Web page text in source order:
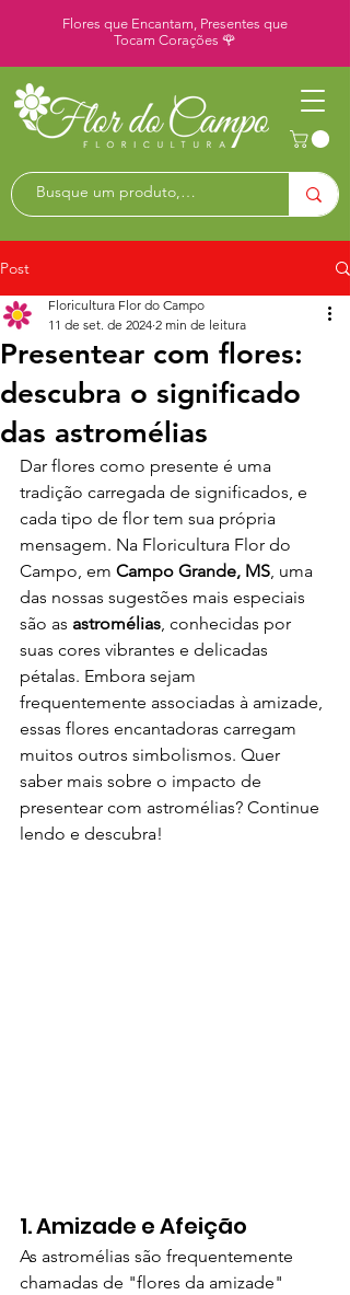
Flores que Encantam, Presentes que
Tocam Corações 🌹
Post
Presentear com flores:
descubra o significado
das astromélias
Floricultura Flor do Campo
11 de set. de 2024 2 min de leitura
Dar flores como presente é uma
tradição carregada de significados, e
cada tipo de flor tem sua própria
mensagem. Na Floricultura Flor do
Campo, em Campo Grande, MS, uma
das nossas sugestões mais especiais
são as astromélias, conhecidas por
suas cores vibrantes e delicadas
pétalas. Embora sejam
frequentemente associadas à amizade,
essas flores encantadoras carregam
muitos outros simbolismos. Quer
saber mais sobre o impacto de
presentear com astromélias? Continue
lendo e descubra!
1. Amizade e Afeição
As astromélias são frequentemente
chamadas de "flores da amizade"